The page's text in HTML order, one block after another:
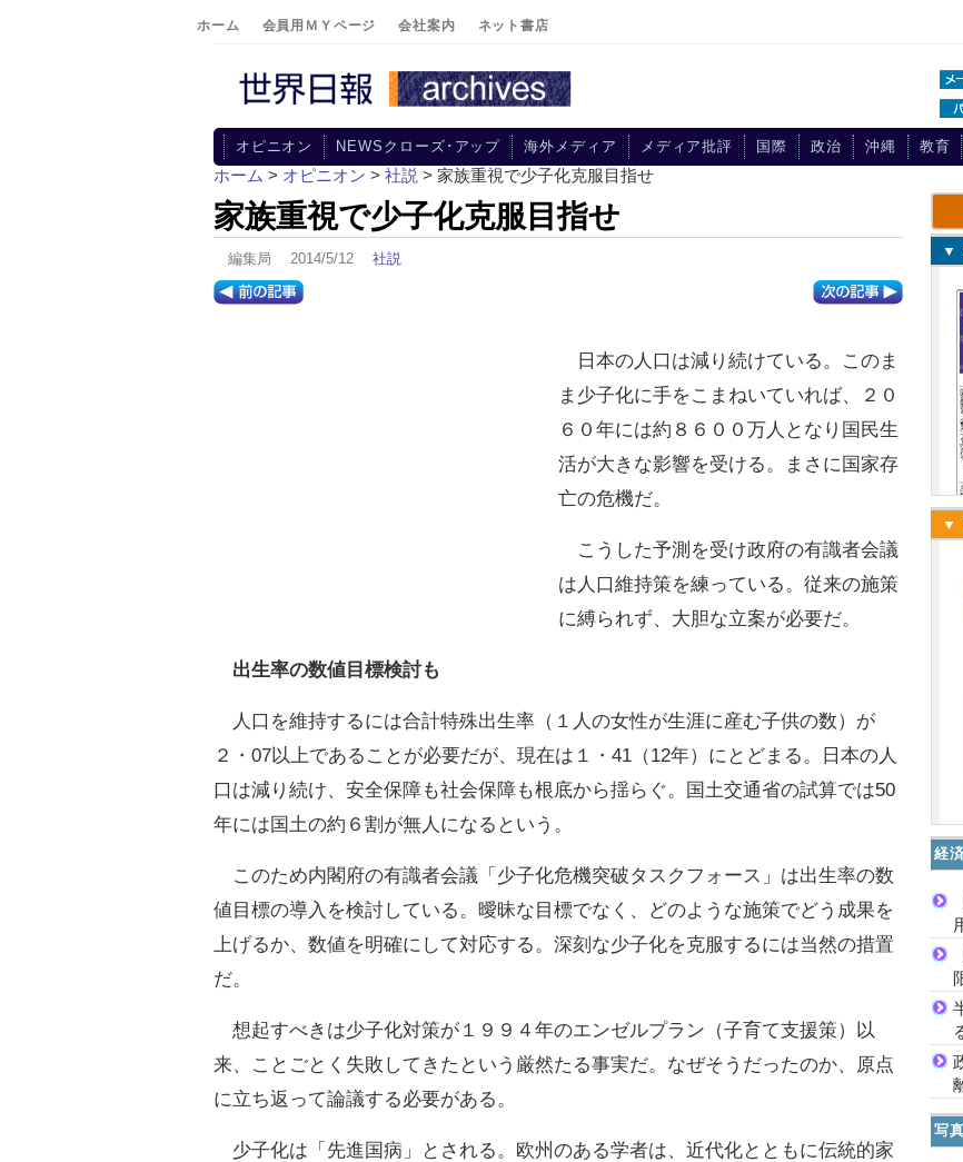
ホーム 会員用ＭＹページ 会社案内 ネット書店
オピニオン NEWSクローズ･アップ 海外メディア メディア批評 国際 政治 沖縄 教育
ホーム > オピニオン > 社説 > 家族重視で少子化克服目指せ
家族重視で少子化克服目指せ
編集局 2014/5/12 社説
日本の人口は減り続けている。このま
ま少子化に手をこまねいていれば、２０
６０年には約８６００万人となり国民生
活が大きな影響を受ける。まさに国家存
亡の危機だ。
こうした予測を受け政府の有識者会議
は人口維持策を練っている。従来の施策
に縛られず、大胆な立案が必要だ。
出生率の数値目標検討も
人口を維持するには合計特殊出生率（１人の女性が生涯に産む子供の数）が
２・07以上であることが必要だが、現在は１・41（12年）にとどまる。日本の人
口は減り続け、安全保障も社会保障も根底から揺らぐ。国土交通省の試算では50
年には国土の約６割が無人になるという。
このため内閣府の有識者会議「少子化危機突破タスクフォース」は出生率の数
値目標の導入を検討している。曖昧な目標でなく、どのような施策でどう成果を
上げるか、数値を明確にして対応する。深刻な少子化を克服するには当然の措置
だ。
想起すべきは少子化対策が１９９４年のエンゼルプラン（子育て支援策）以
来、ことごとく失敗してきたという厳然たる事実だ。なぜそうだったのか、原点
に立ち返って論議する必要がある。
少子化は「先進国病」とされる。欧州のある学者は、近代化とともに伝統的家
▼
▼
経
写